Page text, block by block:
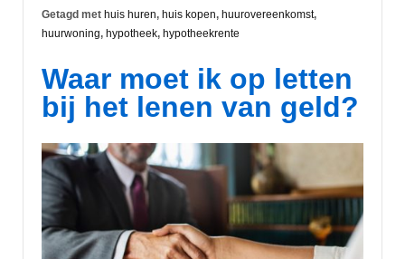
Getagd met huis huren, huis kopen, huurovereenkomst,
huurwoning, hypotheek, hypotheekrente
Waar moet ik op letten
bij het lenen van geld?